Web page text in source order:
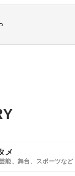
メ
能、舞台、スポーツなど